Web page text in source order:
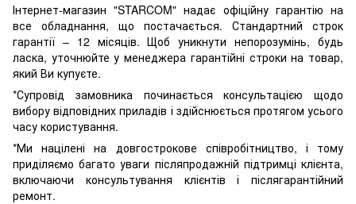
Інтернет-магазин "STARCOM" надає офіційну гарантію на
все обладнання, що постачається. Стандартний строк
гарантії – 12 місяців. Щоб уникнути непорозумінь, будь
ласка, уточнюйте у менеджера гарантійні строки на товар,
який Ви купуєте.
*Супровід замовника починається консультацією щодо
вибору відповідних приладів і здійснюється протягом усього
часу користування.
*Ми націлені на довгострокове співробітництво, і тому
приділяємо багато уваги післяпродажній підтримці клієнта,
включаючи консультування клієнтів і післягарантійний
ремонт.